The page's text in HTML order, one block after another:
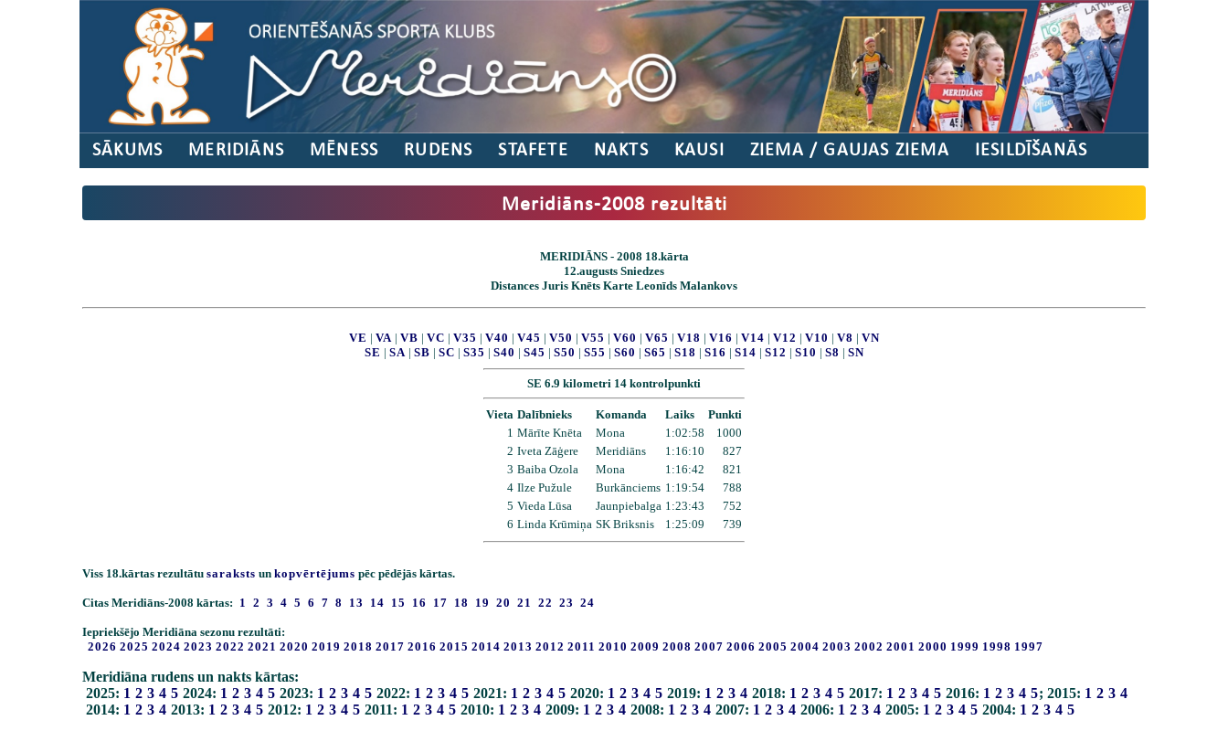
SĀKUMS MERIDIĀNS MĒNESS RUDENS STAFETE NAKTS KAUSI ZIEMA / GAUJAS ZIEMA IESILDĪŠANĀS
Meridiāns-2008 rezultāti
MERIDIĀNS - 2008 18.kārta
12.augusts Sniedzes
Distances Juris Knēts Karte Leonīds Malankovs
VE | VA | VB | VC | V35 | V40 | V45 | V50 | V55 | V60 | V65 | V18 | V16 | V14 | V12 | V10 | V8 | VN
SE | SA | SB | SC | S35 | S40 | S45 | S50 | S55 | S60 | S65 | S18 | S16 | S14 | S12 | S10 | S8 | SN
SE 6.9 kilometri 14 kontrolpunkti
Vieta Dalībnieks Komanda Laiks
Punkti
1 Mārīte Knēta Mona 1:02:58
1000
2 Iveta Zāģere Meridiāns 1:16:10
827
3 Baiba Ozola Mona 1:16:42
821
4 Ilze Pužule Burkānciems 1:19:54
788
5 Vieda Lūsa Jaunpiebalga 1:23:43
752
6 Linda Krūmiņa SK Briksnis 1:25:09 739
Viss 18.kārtas rezultātu saraksts un kopvērtējums pēc pēdējās kārtas.
Citas Meridiāns-2008 kārtas: 1 2 3 4 5 6 7 8 13 14 15 16 17 18 19 20 21 22 23 24
Iepriekšējo Meridiāna sezonu rezultāti:
2026 2025 2024 2023 2022 2021 2020 2019 2018 2017 2016 2015 2014 2013 2012 2011 2010 2009 2008 2007 2006 2005 2004 2003 2002 2001 2000 1999 1998 1997
Meridiāna rudens un nakts kārtas:
2025: 1 2 3 4 5 2024: 1 2 3 4 5 2023: 1 2 3 4 5 2022: 1 2 3 4 5 2021: 1 2 3 4 5 2020: 1 2 3 4 5 2019: 1 2 3 4 2018: 1 2 3 4 5 2017: 1 2 3 4 5 2016: 1 2 3 4 5; 2015: 1 2 3 4
2014: 1 2 3 4 2013: 1 2 3 4 5 2012: 1 2 3 4 5 2011: 1 2 3 4 5 2010: 1 2 3 4 2009: 1 2 3 4 2008: 1 2 3 4 2007: 1 2 3 4 2006: 1 2 3 4 2005: 1 2 3 4 5 2004: 1 2 3 4 5